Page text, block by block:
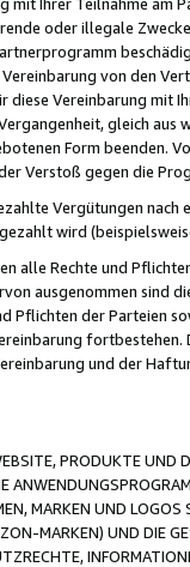
oder illegale
von den
Vereinbarung mit
gleich
Form beenden.
Verstoß gegen die
Vergütungen
wird
alle Rechte und
ausgenommen sind
Pflichten der Parteien
und der
PRODUKTE UND
MARKEN UND
MARKEN) UND DIE